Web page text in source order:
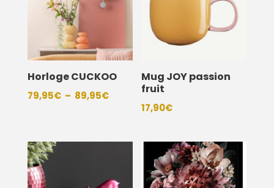
Horloge CUCKOO
79,95€ – 89,95€Plage
79,95€
Mug JOY passion
fruit
17,90€